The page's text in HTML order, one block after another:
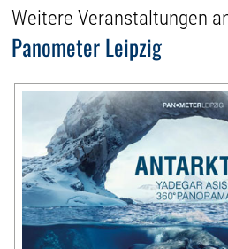
Weitere Veranstaltungen
Panometer Leipzig